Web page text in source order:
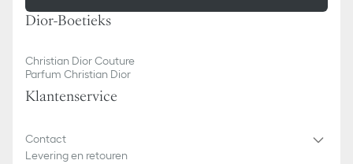
Dior-Boetieks
Christian Dior Couture
Parfum Christian Dior
Klantenservice
Contact
Levering en retouren